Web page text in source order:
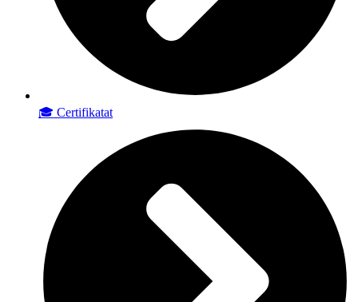
🎓 Certifikatat